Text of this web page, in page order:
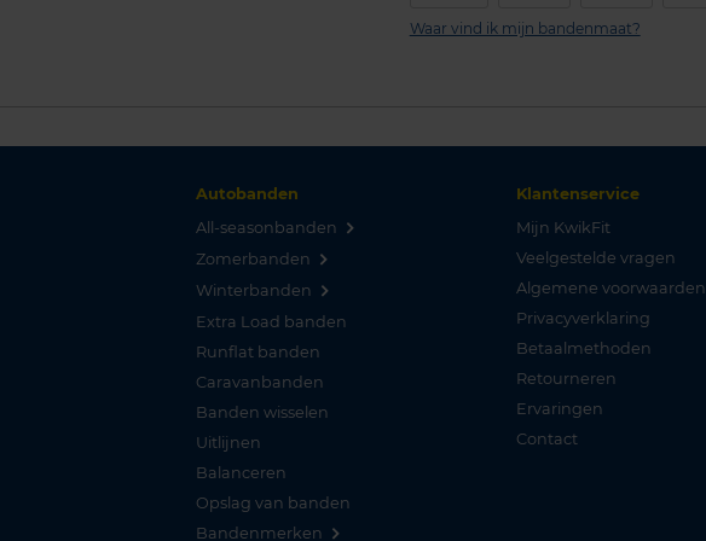
Waar vind ik mijn bandenmaat?
Autobanden
All-seasonbanden
Zomerbanden
Winterbanden
Extra Load banden
Runflat banden
Caravanbanden
Banden wisselen
Uitlijnen
Balanceren
Opslag van banden
Bandenmerken
Klantenservice
Mijn KwikFit
Veelgestelde vragen
Algemene voorwaarden
Privacyverklaring
Betaalmethoden
Retourneren
Ervaringen
Contact